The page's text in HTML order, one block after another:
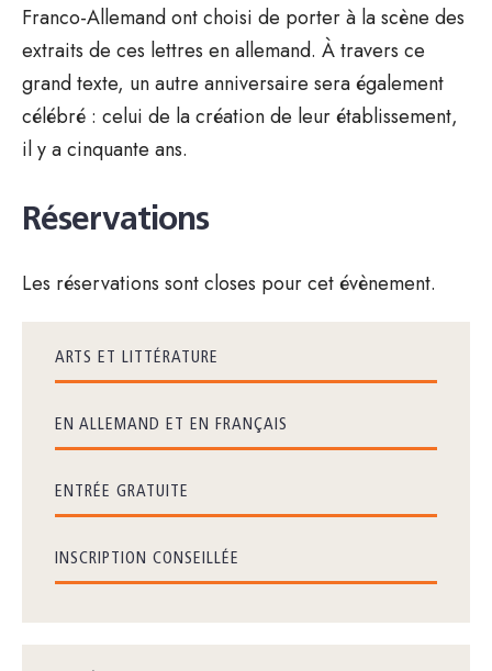
Franco-Allemand ont choisi de porter à la scène des
extraits de ces lettres en allemand. À travers ce
grand texte, un autre anniversaire sera également
célébré : celui de la création de leur établissement,
il y a cinquante ans.
Réservations
Les réservations sont closes pour cet évènement.
ARTS ET LITTÉRATURE
EN ALLEMAND ET EN FRANÇAIS
ENTRÉE GRATUITE
INSCRIPTION CONSEILLÉE